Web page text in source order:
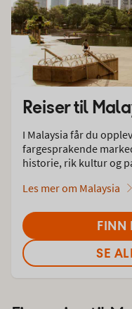
Vis bilder
Reiser til
I Malaysia får du
fargesprakende
historie, rik kultur og
Les mer om Malaysia
FINN
SE